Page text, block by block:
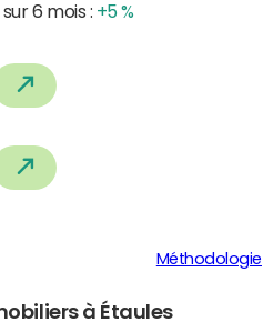
6 mois : +5 %
Méthodologie
à Étaules